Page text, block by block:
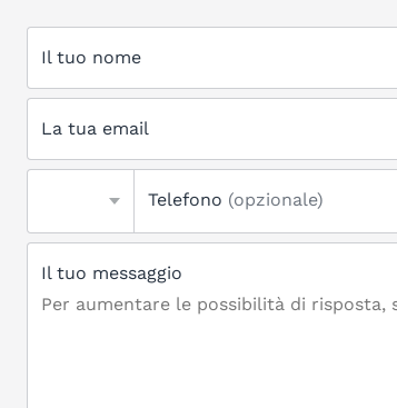
Il tuo nome
La tua email
Telefono (opzionale)
Il tuo messaggio